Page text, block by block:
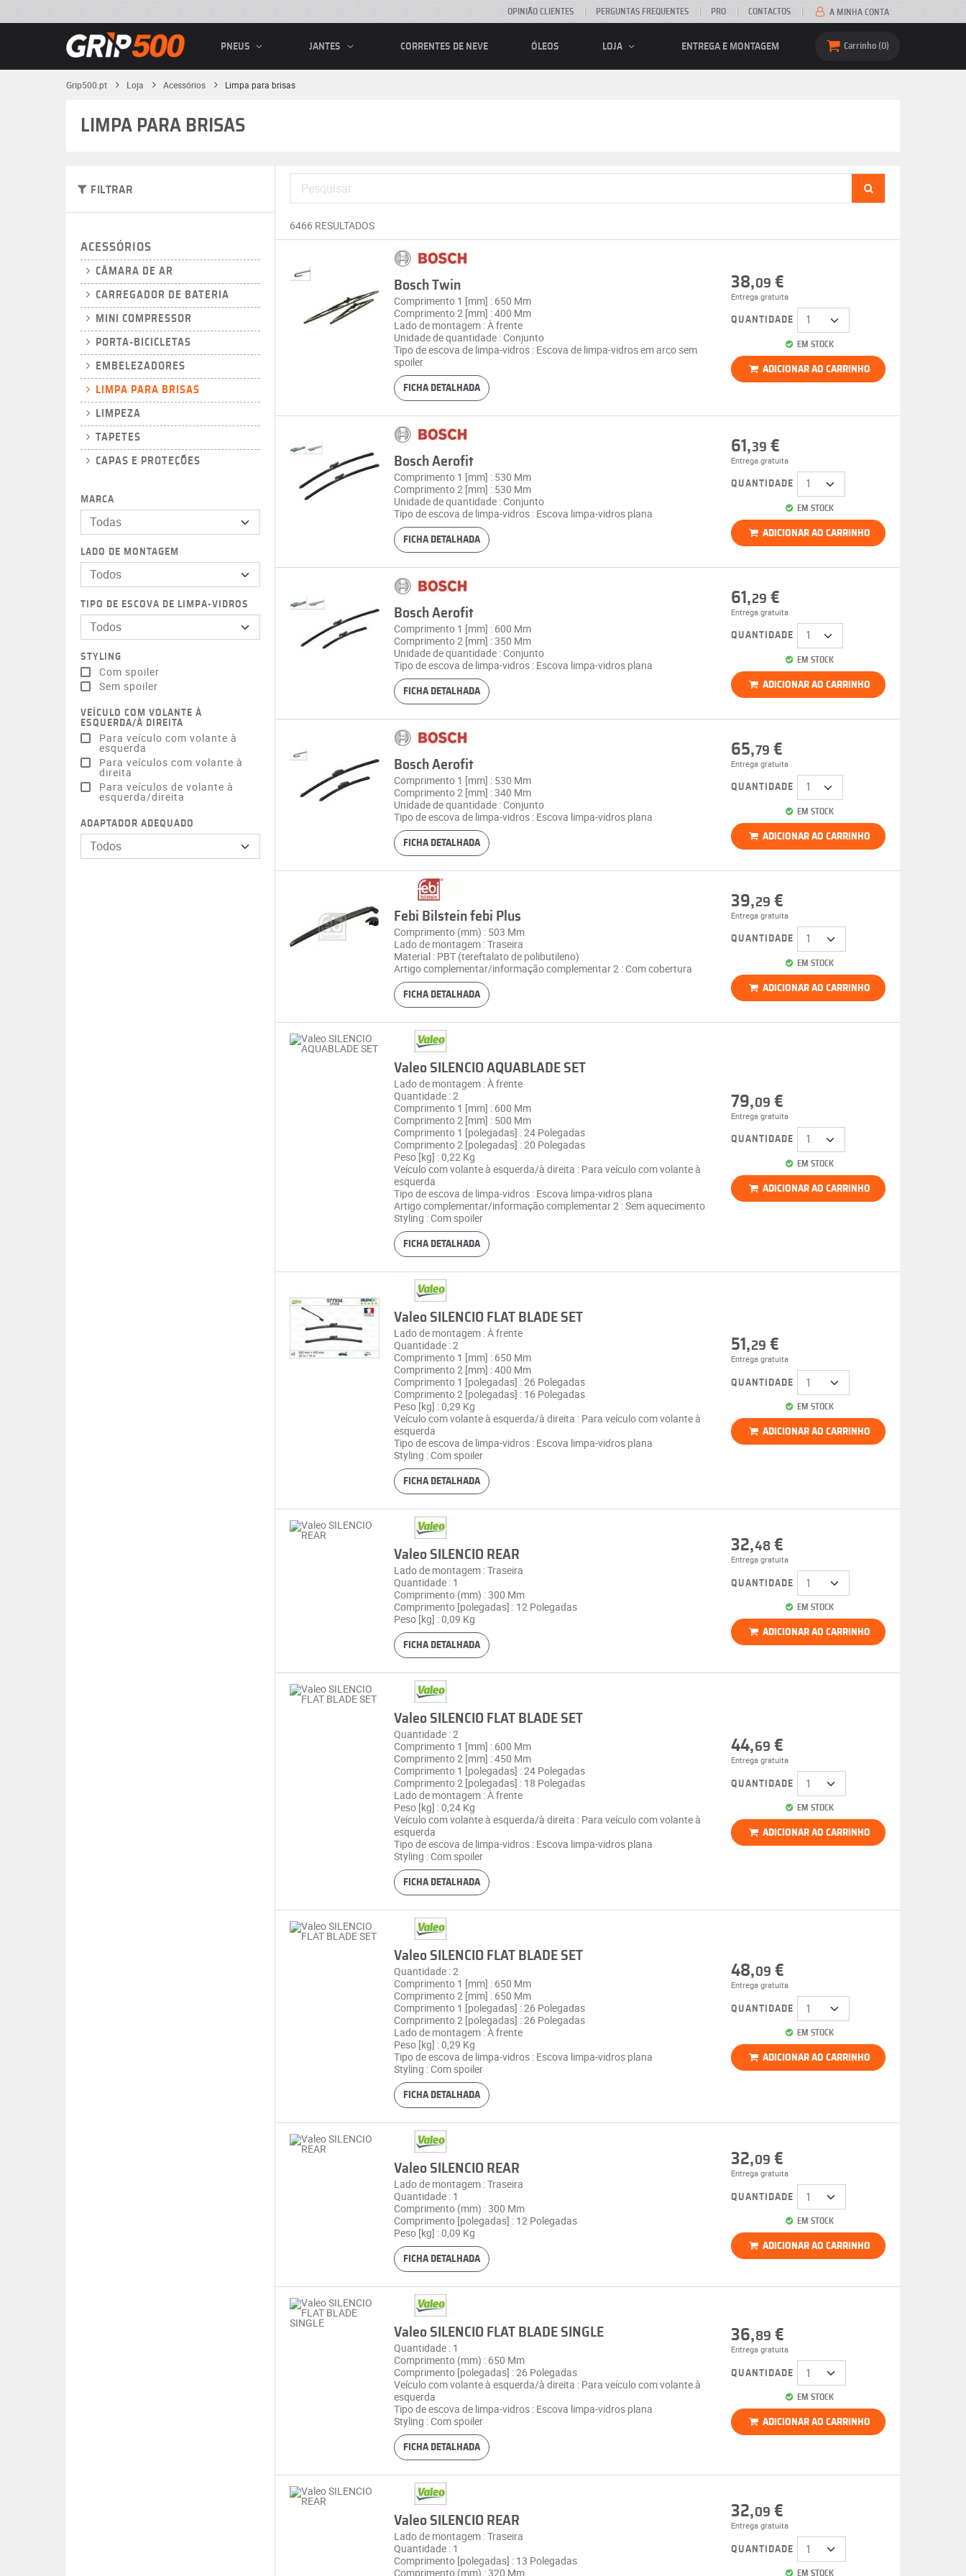
OPINIÃO CLIENTES PERGUNTAS FREQUENTES PRO CONTACTOS A MINHA CONTA
PNEUS JANTES CORRENTES DE NEVE ÓLEOS LOJA ENTREGA E MONTAGEM Carrinho 0
Grip500.pt Loja Acessórios Limpa para brisas
LIMPA PARA BRISAS
FILTRAR
ACESSÓRIOS
CÂMARA DE AR
CARREGADOR DE BATERIA
MINI COMPRESSOR
PORTA-BICICLETAS
EMBELEZADORES
LIMPA PARA BRISAS
LIMPEZA
TAPETES
CAPAS E PROTEÇÕES
MARCA
Todas
LADO DE MONTAGEM
Todos
TIPO DE ESCOVA DE LIMPA-VIDROS
Todos
STYLING
Com spoiler
Sem spoiler
VEÍCULO COM VOLANTE À
ESQUERDA/À DIREITA
Para veículo com volante à
esquerda
Para veículos com volante à
direita
Para veículos de volante à
esquerda/direita
ADAPTADOR ADEQUADO
Todos
6466 RESULTADOS
Bosch Twin
Comprimento 1 [mm] : 650 Mm
Comprimento 2 [mm] : 400 Mm
Lado de montagem : À frente
Unidade de quantidade : Conjunto
Tipo de escova de limpa-vidros : Escova de limpa-vidros em arco sem
spoiler
FICHA DETALHADA
38,09 €
Entrega gratuita
EM STOCK
QUANTIDADE
ADICIONAR AO CARRINHO
Bosch Aerofit
Comprimento 1 [mm] : 530 Mm
Comprimento 2 [mm] : 530 Mm
Unidade de quantidade : Conjunto
Tipo de escova de limpa-vidros : Escova limpa-vidros plana
FICHA DETALHADA
61,39 €
Entrega gratuita
EM STOCK
QUANTIDADE
ADICIONAR AO CARRINHO
Bosch Aerofit
Comprimento 1 [mm] : 600 Mm
Comprimento 2 [mm] : 350 Mm
Unidade de quantidade : Conjunto
Tipo de escova de limpa-vidros : Escova limpa-vidros plana
FICHA DETALHADA
61,29 €
Entrega gratuita
EM STOCK
QUANTIDADE
ADICIONAR AO CARRINHO
Bosch Aerofit
Comprimento 1 [mm] : 530 Mm
Comprimento 2 [mm] : 340 Mm
Unidade de quantidade : Conjunto
Tipo de escova de limpa-vidros : Escova limpa-vidros plana
FICHA DETALHADA
65,79 €
Entrega gratuita
EM STOCK
QUANTIDADE
ADICIONAR AO CARRINHO
Febi Bilstein febi Plus
Comprimento (mm) : 503 Mm
Lado de montagem : Traseira
Material : PBT (tereftalato de polibutileno)
Artigo complementar/informação complementar 2 : Com cobertura
FICHA DETALHADA
39,29 €
Entrega gratuita
EM STOCK
QUANTIDADE
ADICIONAR AO CARRINHO
Valeo SILENCIO AQUABLADE SET
Lado de montagem : À frente
Quantidade : 2
Comprimento 1 [mm] : 600 Mm
Comprimento 2 [mm] : 500 Mm
Comprimento 1 [polegadas] : 24 Polegadas
Comprimento 2 [polegadas] : 20 Polegadas
Peso [kg] : 0,22 Kg
Veículo com volante à esquerda/à direita : Para veículo com volante à
esquerda
Tipo de escova de limpa-vidros : Escova limpa-vidros plana
Artigo complementar/informação complementar 2 : Sem aquecimento
Styling : Com spoiler
FICHA DETALHADA
79,09 €
Entrega gratuita
EM STOCK
QUANTIDADE
ADICIONAR AO CARRINHO
Valeo SILENCIO FLAT BLADE SET
Lado de montagem : À frente
Quantidade : 2
Comprimento 1 [mm] : 650 Mm
Comprimento 2 [mm] : 400 Mm
Comprimento 1 [polegadas] : 26 Polegadas
Comprimento 2 [polegadas] : 16 Polegadas
Peso [kg] : 0,29 Kg
Veículo com volante à esquerda/à direita : Para veículo com volante à
esquerda
Tipo de escova de limpa-vidros : Escova limpa-vidros plana
Styling : Com spoiler
FICHA DETALHADA
51,29 €
Entrega gratuita
EM STOCK
QUANTIDADE
ADICIONAR AO CARRINHO
Valeo SILENCIO REAR
Lado de montagem : Traseira
Quantidade : 1
Comprimento (mm) : 300 Mm
Comprimento [polegadas] : 12 Polegadas
Peso [kg] : 0,09 Kg
FICHA DETALHADA
32,48 €
Entrega gratuita
EM STOCK
QUANTIDADE
ADICIONAR AO CARRINHO
Valeo SILENCIO FLAT BLADE SET
Quantidade : 2
Comprimento 1 [mm] : 600 Mm
Comprimento 2 [mm] : 450 Mm
Comprimento 1 [polegadas] : 24 Polegadas
Comprimento 2 [polegadas] : 18 Polegadas
Lado de montagem : À frente
Peso [kg] : 0,24 Kg
Veículo com volante à esquerda/à direita : Para veículo com volante à
esquerda
Tipo de escova de limpa-vidros : Escova limpa-vidros plana
Styling : Com spoiler
FICHA DETALHADA
44,69 €
Entrega gratuita
EM STOCK
QUANTIDADE
ADICIONAR AO CARRINHO
Valeo SILENCIO FLAT BLADE SET
Quantidade : 2
Comprimento 1 [mm] : 650 Mm
Comprimento 2 [mm] : 650 Mm
Comprimento 1 [polegadas] : 26 Polegadas
Comprimento 2 [polegadas] : 26 Polegadas
Lado de montagem : À frente
Peso [kg] : 0,29 Kg
Tipo de escova de limpa-vidros : Escova limpa-vidros plana
Styling : Com spoiler
FICHA DETALHADA
48,09 €
Entrega gratuita
EM STOCK
QUANTIDADE
ADICIONAR AO CARRINHO
Valeo SILENCIO REAR
Lado de montagem : Traseira
Quantidade : 1
Comprimento (mm) : 300 Mm
Comprimento [polegadas] : 12 Polegadas
Peso [kg] : 0,09 Kg
FICHA DETALHADA
32,09 €
Entrega gratuita
EM STOCK
QUANTIDADE
ADICIONAR AO CARRINHO
Valeo SILENCIO FLAT BLADE SINGLE
Quantidade : 1
Comprimento (mm) : 650 Mm
Comprimento [polegadas] : 26 Polegadas
Veículo com volante à esquerda/à direita : Para veículo com volante à
esquerda
Tipo de escova de limpa-vidros : Escova limpa-vidros plana
Styling : Com spoiler
FICHA DETALHADA
36,89 €
Entrega gratuita
EM STOCK
QUANTIDADE
ADICIONAR AO CARRINHO
Valeo SILENCIO REAR
Lado de montagem : Traseira
Quantidade : 1
Comprimento [polegadas] : 13 Polegadas
Comprimento (mm) : 320 Mm
32,09 €
Entrega gratuita
EM STOCK
QUANTIDADE